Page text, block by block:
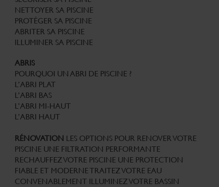
NETTOYER SA PISCINE
PROTÉGER SA PISCINE
ABRITER SA PISCINE
ILLUMINER SA PISCINE
ABRIS
POURQUOI UN ABRI DE PISCINE ?
L’ABRI PLAT
L’ABRI BAS
L’ABRI MI-HAUT
L’ABRI HAUT
RÉNOVATION LES OPTIONS POUR RENOVER VOTRE
PISCINE UNE FILTRATION PERFORMANTE
RECHAUFFEZ VOTRE PISCINE UNE PROTECTION
FIABLE ET MODERNETRAITEZ VOTRE EAU
CONVENABLEMENT ILLUMINEZ VOTRE BASSIN